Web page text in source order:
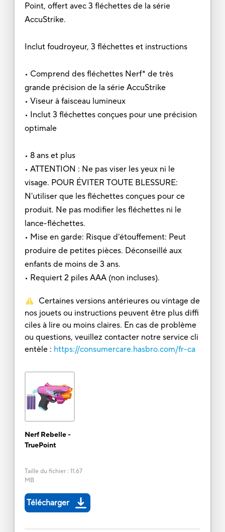
Point, offert avec 3 fléchettes de la série
AccuStrike.
Inclut foudroyeur, 3 fléchettes et instructions
• Comprend des fléchettes Nerf* de très
grande précision de la série AccuStrike
• Viseur à faisceau lumineux
• Inclut 3 fléchettes conçues pour une précision
optimale
• 8 ans et plus
• ATTENTION : Ne pas viser les yeux ni le
visage. POUR ÉVITER TOUTE BLESSURE:
N'utiliser que les fléchettes conçues pour ce
produit. Ne pas modifier les fléchettes ni le
lance-fléchettes.
• Mise en garde: Risque d’étouffement: Peut
produire de petites pièces. Déconseillé aux
enfants de moins de 3 ans.
• Requiert 2 piles AAA (non incluses).
Certaines versions antérieures ou vintage de
nos jouets ou instructions peuvent être plus diffi
ciles à lire ou moins claires. En cas de problème
ou questions, veuillez contacter notre service cli
entèle : https://consumercare.hasbro.com/fr-ca
Nerf Rebelle -
TruePoint
Taille du fichier: 11.67
MB
Télécharger